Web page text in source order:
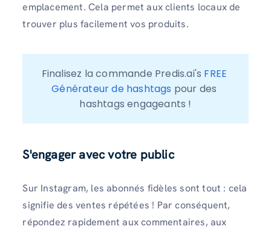
emplacement. Cela permet aux clients locaux de
trouver plus facilement vos produits.
Finalisez la commande Predis.ai's FREE
Générateur de hashtags pour des
hashtags engageants !
S'engager avec votre public
Sur Instagram, les abonnés fidèles sont tout : cela
signifie des ventes répétées ! Par conséquent,
répondez rapidement aux commentaires, aux